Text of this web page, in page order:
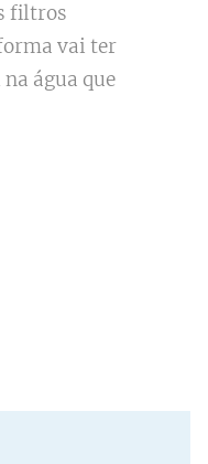
filtros
vai ter
água que